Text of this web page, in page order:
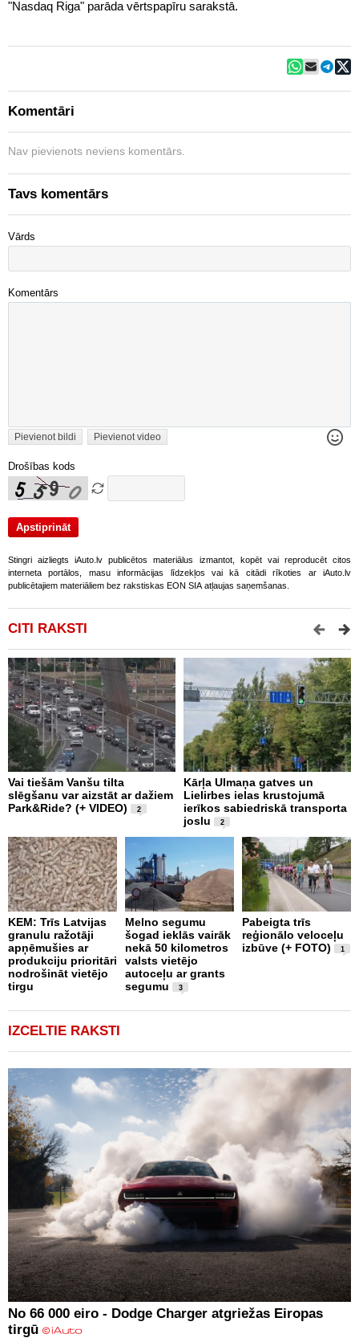
"Nasdaq Riga" parāda vērtspapīru sarakstā.
Komentāri
Nav pievienots neviens komentārs.
Tavs komentārs
Vārds
Komentārs
Pievienot bildi Pievienot video
Drošības kods
Stingri aizliegts iAuto.lv publicētos materiālus izmantot, kopēt vai reproducēt citos
interneta portālos, masu informācijas līdzekļos vai kā citādi rīkoties ar iAuto.lv
publicētajiem materiāliem bez rakstiskas EON SIA atļaujas saņemšanas.
CITI RAKSTI
Vai tiešām Vanšu tilta
slēgšanu var aizstāt ar dažiem
Park&Ride? (+ VIDEO)
2
Kārļa Ulmaņa gatves un
Lielirbes ielas krustojumā
ierīkos sabiedriskā transporta
joslu
2
KEM: Trīs Latvijas
granulu ražotāji
apņēmušies ar
produkciju prioritāri
nodrošināt vietējo
tirgu
Melno segumu
šogad ieklās vairāk
nekā 50 kilometros
valsts vietējo
autoceļu ar grants
segumu
3
Pabeigta trīs
reģionālo veloceļu
izbūve (+ FOTO)
1
IZCELTIE RAKSTI
No 66 000 eiro - Dodge Charger atgriežas Eiropas
tirgū